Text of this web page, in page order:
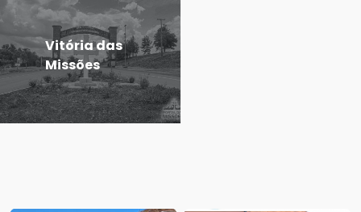
Vitória das
Missões